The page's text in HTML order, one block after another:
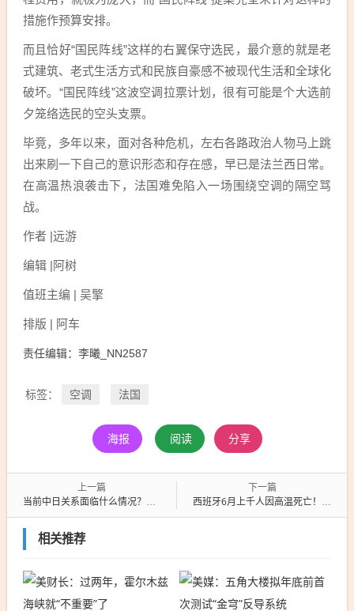
措施作预算安排。
而且恰好“国民阵线”这样的右翼保守选民，最介意的就是老
式建筑、老式生活方式和民族自豪感不被现代生活和全球化
破坏。“国民阵线”这波空调拉票计划，很有可能是个大选前
夕笼络选民的空头支票。
毕竟，多年以来，面对各种危机，左右各路政治人物马上跳
出来刷一下自己的意识形态和存在感，早已是法兰西日常。
在高温热浪袭击下，法国难免陷入一场围绕空调的隔空骂
战。
作者 |远游
编辑 |阿树
值班主编 | 吴擎
排版 | 阿车
责任编辑：李曦_NN2587
标签： 空调 法国
海报 阅读 分享
上一篇
当前中日关系面临什么情况？四个字！
下一篇
西班牙6月上千人因高温死亡！中国空调、电扇企业加班赶订单
相关推荐